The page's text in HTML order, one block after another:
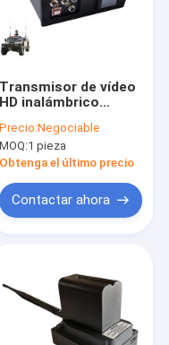
Transmisor de vídeo
HD inalámbrico
con transmisión e
entrada de datos
RS232/TTL
Precio:Negociable
MOQ:1 pieza
Obtenga el último precio
Contactar ahora